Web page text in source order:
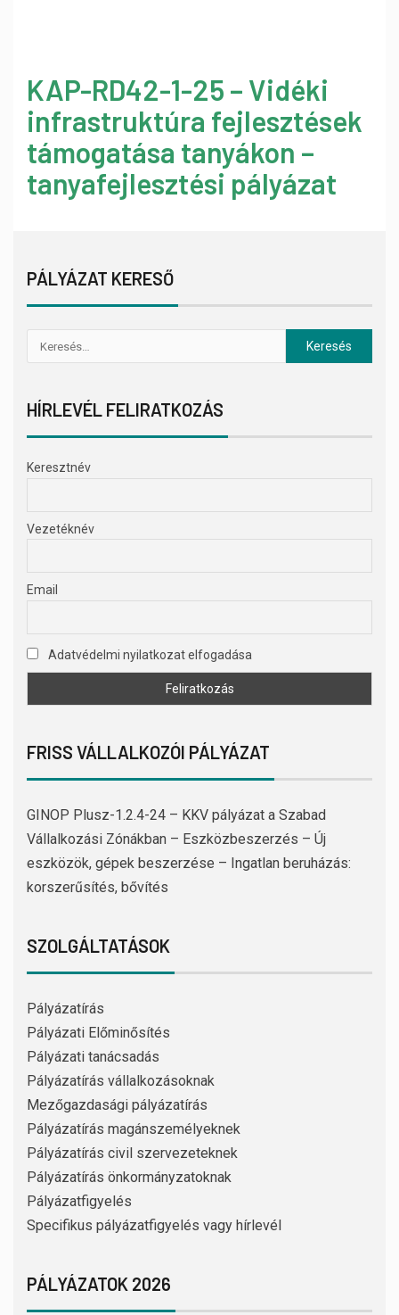
KAP-RD42-1-25 – Vidéki
infrastruktúra fejlesztések
támogatása tanyákon –
tanyafejlesztési pályázat
PÁLYÁZAT KERESŐ
HÍRLEVÉL FELIRATKOZÁS
Keresztnév
Vezetéknév
Email
Adatvédelmi nyilatkozat elfogadása
FRISS VÁLLALKOZÓI PÁLYÁZAT
GINOP Plusz-1.2.4-24 – KKV pályázat a Szabad
Vállalkozási Zónákban – Eszközbeszerzés – Új
eszközök, gépek beszerzése – Ingatlan beruházás:
korszerűsítés, bővítés
SZOLGÁLTATÁSOK
Pályázatírás
Pályázati Előminősítés
Pályázati tanácsadás
Pályázatírás vállalkozásoknak
Mezőgazdasági pályázatírás
Pályázatírás magánszemélyeknek
Pályázatírás civil szervezeteknek
Pályázatírás önkormányzatoknak
Pályázatfigyelés
Specifikus pályázatfigyelés vagy hírlevél
PÁLYÁZATOK 2026